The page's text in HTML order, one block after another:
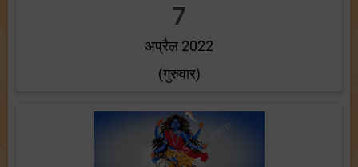
7
अप्रैल 2022
(गुरुवार)